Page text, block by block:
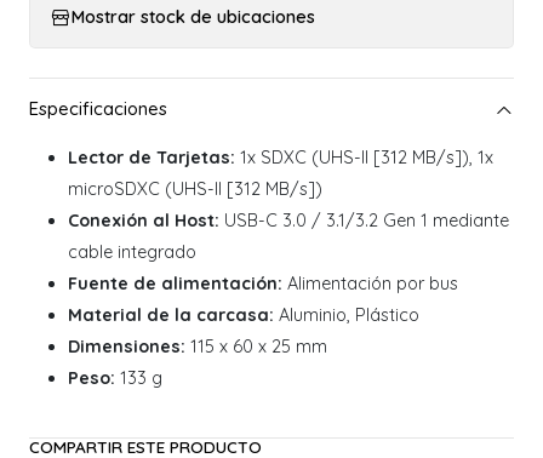
Mostrar stock de ubicaciones
Lector de Tarjetas: 1x SDXC (UHS-II [312 MB/s]), 1x
microSDXC (UHS-II [312 MB/s])
Conexión al Host: USB-C 3.0 / 3.1/3.2 Gen 1 mediante
cable integrado
Fuente de alimentación: Alimentación por bus
Material de la carcasa: Aluminio, Plástico
Dimensiones: 115 x 60 x 25 mm
Peso: 133 g
COMPARTIR ESTE PRODUCTO